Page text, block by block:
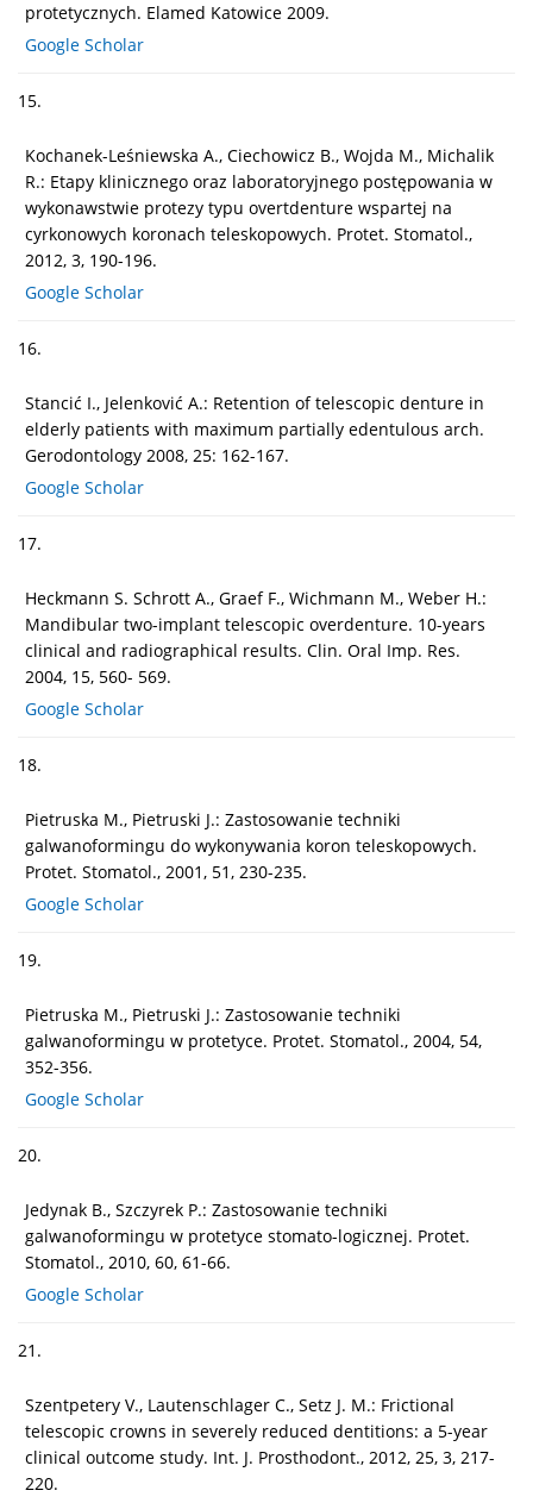
protetycznych. Elamed Katowice 2009.
Google Scholar
15.
Kochanek-Leśniewska A., Ciechowicz B., Wojda M., Michalik
R.: Etapy klinicznego oraz laboratoryjnego postępowania w
wykonawstwie protezy typu overtdenture wspartej na
cyrkonowych koronach teleskopowych. Protet. Stomatol.,
2012, 3, 190-196.
Google Scholar
16.
Stancić I., Jelenković A.: Retention of telescopic denture in
elderly patients with maximum partially edentulous arch.
Gerodontology 2008, 25: 162-167.
Google Scholar
17.
Heckmann S. Schrott A., Graef F., Wichmann M., Weber H.:
Mandibular two-implant telescopic overdenture. 10-years
clinical and radiographical results. Clin. Oral Imp. Res.
2004, 15, 560- 569.
Google Scholar
18.
Pietruska M., Pietruski J.: Zastosowanie techniki
galwanoformingu do wykonywania koron teleskopowych.
Protet. Stomatol., 2001, 51, 230-235.
Google Scholar
19.
Pietruska M., Pietruski J.: Zastosowanie techniki
galwanoformingu w protetyce. Protet. Stomatol., 2004, 54,
352-356.
Google Scholar
20.
Jedynak B., Szczyrek P.: Zastosowanie techniki
galwanoformingu w protetyce stomato-logicznej. Protet.
Stomatol., 2010, 60, 61-66.
Google Scholar
21.
Szentpetery V., Lautenschlager C., Setz J. M.: Frictional
telescopic crowns in severely reduced dentitions: a 5-year
clinical outcome study. Int. J. Prosthodont., 2012, 25, 3, 217-
220.